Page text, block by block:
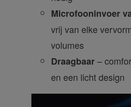
Microfooninvoer
vrij van elke
volumes
Draagbaar–
en een licht design